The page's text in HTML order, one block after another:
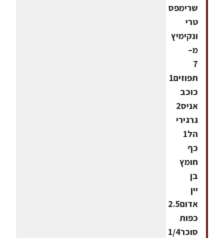
שרימפס
טרי
ונקימיץ
מ–
7
תפוזים1
כוכב
אניס2
גרגירי
הל1
כף
חומץ
בן
יין
אדום2.5
כפות
סוכר1/4